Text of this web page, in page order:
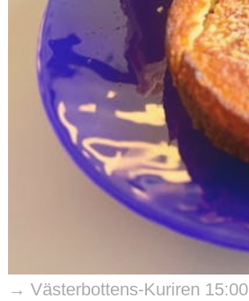
→ Västerbottens-Kuriren 15:00